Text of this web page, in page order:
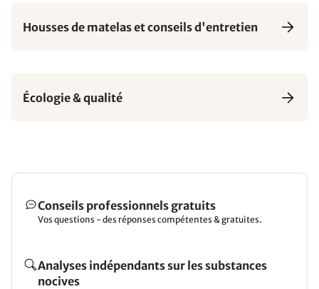
Housses de matelas et conseils d'entretien
Écologie & qualité
Conseils professionnels gratuits
Vos questions - des réponses compétentes & gratuites.
Analyses indépendants sur les substances
nocives